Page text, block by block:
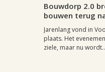
Bouwdorp 2.0
bouwen terug
Jarenlang vond in
plaats. Het
ziele, maar nu